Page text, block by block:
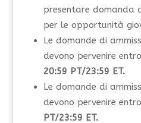
presentare domanda
per le opportunità
Le domande di
devono pervenire entro
20:59 PT/23:59 ET.
Le domande di
devono pervenire entro
PT/23:59 ET.